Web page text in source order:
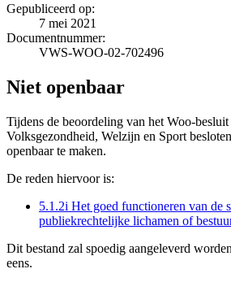
Gepubliceerd op:
7 mei 2021
Documentnummer:
VWS-WOO-02-702496
Niet openbaar
Tijdens de beoordeling van het Woo-
Volksgezondheid, Welzijn en Sport
openbaar te maken.
De reden hiervoor is:
5.1.2i Het goed functioneren van de
publiekrechtelijke lichamen of
Dit bestand zal spoedig aangeleverd
eens.